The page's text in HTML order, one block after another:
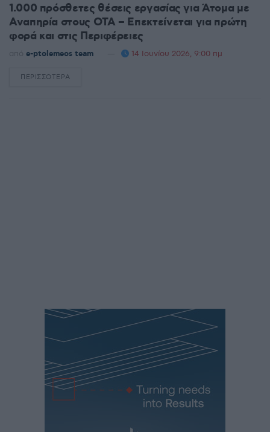
1.000 πρόσθετες θέσεις εργασίας για Άτομα με
Αναπηρία στους ΟΤΑ – Επεκτείνεται για πρώτη
φορά και στις Περιφέρειες
από e-ptolemeos team 14 Ιουνίου 2026, 9:00 πμ
ΠΕΡΙΣΣΌΤΕΡΑ